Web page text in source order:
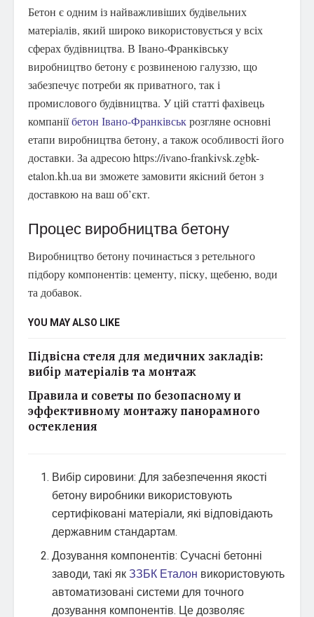
Бетон є одним із найважливіших будівельних
матеріалів, який широко використовується у всіх
сферах будівництва. В Івано-Франківську
виробництво бетону є розвиненою галуззю, що
забезпечує потреби як приватного, так і
промислового будівництва. У цій статті фахівець
компаніїбетон Івано-Франківськрозгляне основні
етапи виробництва бетону, а також особливості його
доставки. За адресою https://ivano-frankivsk.zgbk-
etalon.kh.ua ви зможете замовити якісний бетон з
доставкою на ваш об’єкт.
Процес виробництва бетону
Виробництво бетону починається з ретельного
підбору компонентів: цементу, піску, щебеню, води
та добавок.
YOU MAY ALSO LIKE
Підвісна стеля для медичних закладів:
вибір матеріалів та монтаж
Правила и советы по безопасному и
эффективному монтажу панорамного
остекления
Вибір сировини: Для забезпечення якості
бетону виробники використовують
сертифіковані матеріали, які відповідають
державним стандартам.
Дозування компонентів: Сучасні бетонні
заводи, такі якЗЗБК Еталон використовують
автоматизовані системи для точного
дозування компонентів. Це дозволяє